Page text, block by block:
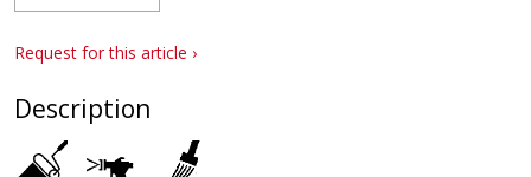
Request for this article ›
Description